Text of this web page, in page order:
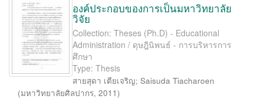
องค์ประกอบของการเป็นมหาวิทยาลัย
วิจัย
Collection: Theses (Ph.D) - Educational
Administration / ดุษฎีนิพนธ์ - การบริหารการ
ศึกษา
Type: Thesis
สายสุดา เตียเจริญ; Saisuda Tiacharoen
(มหาวิทยาลัยศิลปากร, 2011)